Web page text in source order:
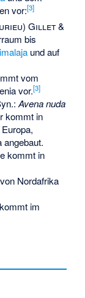
vor:[3]
Gillet &
bis
und auf
vom
vor.[3]
Avena nuda
kommt in
angebaut.
kommt in
Nordafrika
im